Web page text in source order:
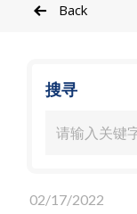
Back
搜寻
02/17/2022